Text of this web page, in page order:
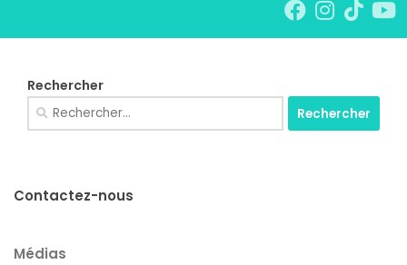
Rechercher
Rechercher :
Contactez-nous
Médias